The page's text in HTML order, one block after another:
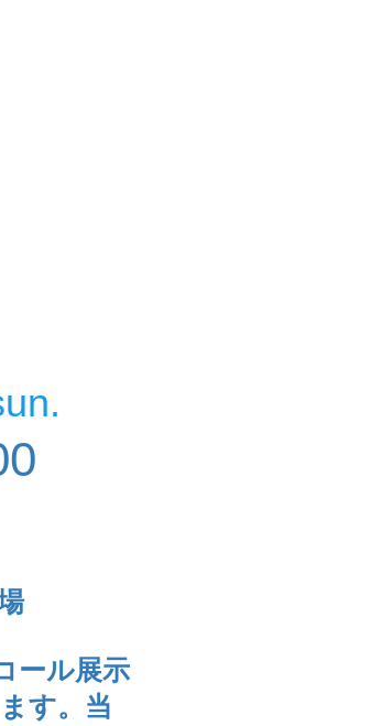
ール展示
す。当